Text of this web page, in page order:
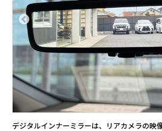
デジタルインナーミラーは、リアカメラの映